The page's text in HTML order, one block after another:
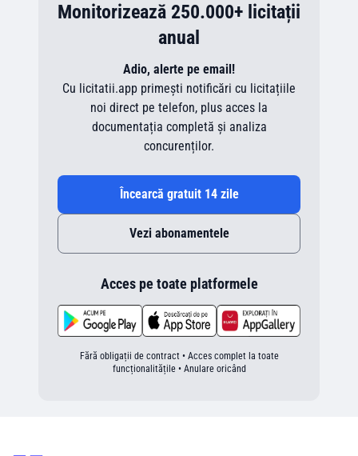
Monitorizează 250.000+ licitații
anual
Adio, alerte pe email!
Cu licitatii.app primești notificări cu licitațiile
noi direct pe telefon, plus acces la
documentația completă și analiza
concurenților.
Încearcă gratuit 14 zile
Vezi abonamentele
Acces pe toate platformele
Fără obligații de contract • Acces complet la toate
funcționalitățile • Anulare oricând